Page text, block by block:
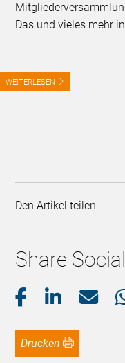
Das und vieles mehr
WEITERLESEN
Den Artikel teilen
Share
Drucken